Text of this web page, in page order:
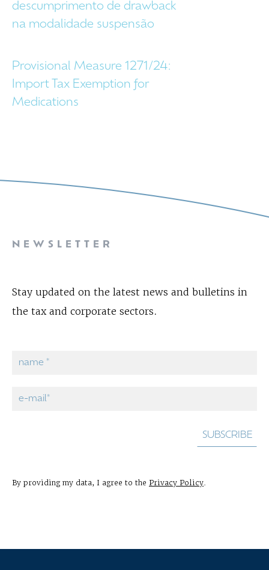
descumprimento de drawback
na modalidade suspensão
Provisional Measure 1271/24:
Import Tax Exemption for
Medications
NEWSLETTER
Stay updated on the latest news and bulletins in
the tax and corporate sectors.
By providing my data, I agree to the Privacy Policy.